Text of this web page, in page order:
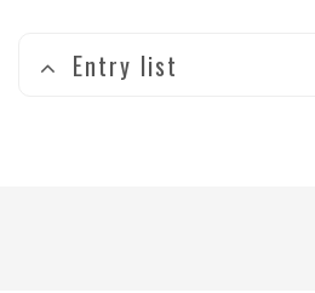
Entry list